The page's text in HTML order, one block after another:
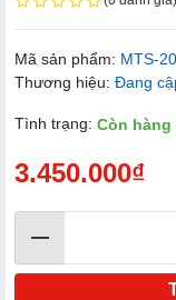
Mã sản phẩm: MTS-20
Thương hiệu: Đang
Tình trạng: Còn hàng
3.450.000₫